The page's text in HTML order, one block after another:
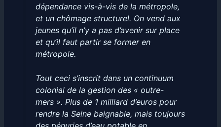
dépendance vis-à-vis de la métropole,
et un chômage structurel. On vend aux
jeunes qu’il n’y a pas d’avenir sur place
et qu’il faut partir se former en
métropole.
Tout ceci s’inscrit dans un continuum
colonial de la gestion des « outre-
mers ». Plus de 1 milliard d’euros pour
rendre la Seine baignable, mais toujours